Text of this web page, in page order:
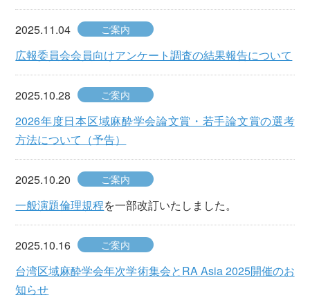
2025.11.04 ご案内
広報委員会会員向けアンケート調査の結果報告について
2025.10.28 ご案内
2026年度日本区域麻酔学会論文賞・若手論文賞の選考
方法について（予告）
2025.10.20 ご案内
一般演題倫理規程を一部改訂いたしました。
2025.10.16 ご案内
台湾区域麻酔学会年次学術集会とRA Asia 2025開催のお
知らせ